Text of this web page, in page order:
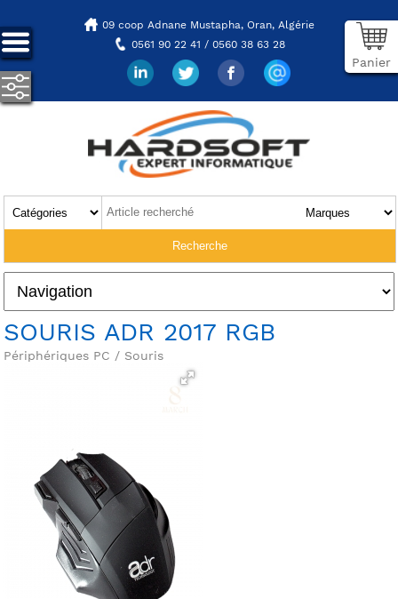
09 coop Adnane Mustapha, Oran, Algérie
0561 90 22 41 / 0560 38 63 28
Panier
SOURIS ADR 2017 RGB
Périphériques PC / Souris